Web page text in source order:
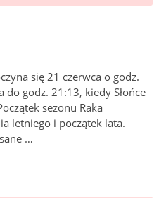
się 21 czerwca o godz.
godz. 21:13, kiedy Słońce
sezonu Raka
letniego i początek lata.
…